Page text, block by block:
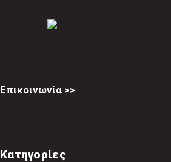
Επικοινωνία >>
Κατηγορίες